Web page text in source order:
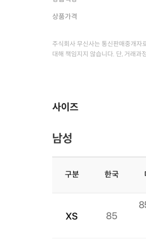
상품가격
주식회사 무신사는 통신판매중개자
대해 책임지지 않습니다. 단, 거래과
사이즈